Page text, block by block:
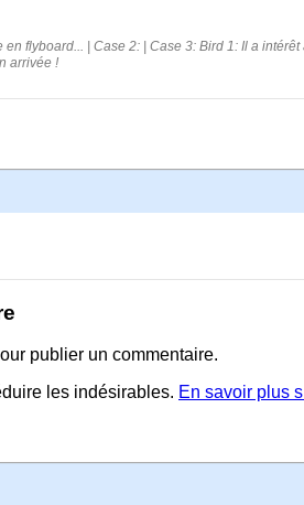
flyboard... | Case 2: | Case 3: Bird 1: Il a
arrivée !
publier un commentaire.
les indésirables. En savoir plus